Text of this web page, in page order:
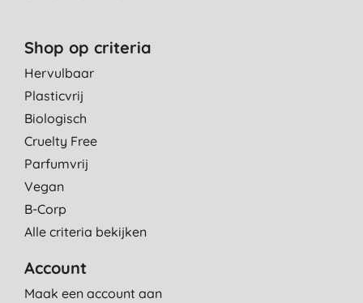
Shop op criteria
Hervulbaar
Plasticvrij
Biologisch
Cruelty Free
Parfumvrij
Vegan
B-Corp
Alle criteria bekijken
Account
Maak een account aan